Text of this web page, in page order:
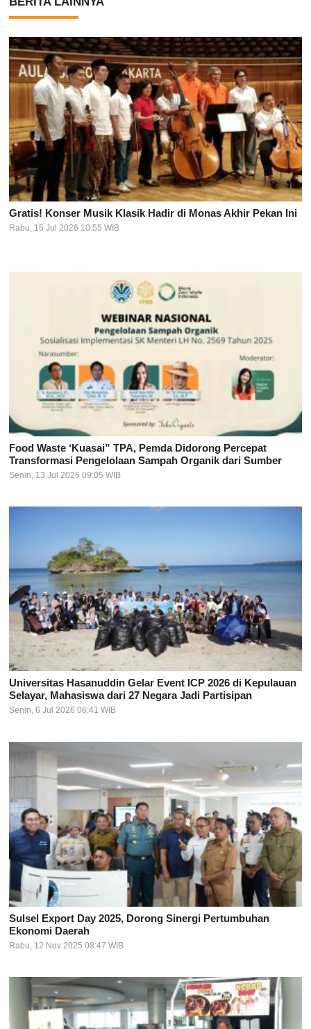
Gratis! Konser Musik Klasik Hadir di Monas Akhir Pekan Ini
Rabu, 15 Jul 2026 10:55 WIB
Food Waste ‘Kuasai” TPA, Pemda Didorong Percepat
Transformasi Pengelolaan Sampah Organik dari Sumber
Senin, 13 Jul 2026 09:05 WIB
Universitas Hasanuddin Gelar Event ICP 2026 di Kepulauan
Selayar, Mahasiswa dari 27 Negara Jadi Partisipan
Senin, 6 Jul 2026 06:41 WIB
Sulsel Export Day 2025, Dorong Sinergi Pertumbuhan
Ekonomi Daerah
Rabu, 12 Nov 2025 08:47 WIB